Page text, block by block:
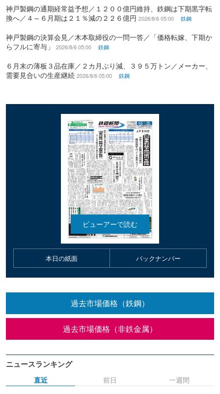
神戸製鋼の通期経常益予想／１２００億円維持、鉄鋼は下期黒字転
換へ／４～６月期は２１％減の２２６億円 2026/8/6 05:00 鉄鋼
神戸製鋼の決算会見／木本取締役の一問一答／「価格転嫁、下期か
らフルに寄与」
2026/8/6 05:00 鉄鋼
６月末の薄板３品在庫／２カ月ぶり減、３９５万トン／メーカー、
需要見合いの生産継続 2026/8/6 05:00 鉄鋼
本日の紙面 バックナンバー
過去市場価格（鉄鋼）
過去市場価格（非鉄金属）
ニュースランキング
直近
前日 一週間